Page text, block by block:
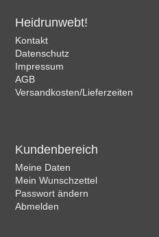
Heidrunwebt!
Kontakt
Datenschutz
Impressum
AGB
Versandkosten/Lieferzeiten
Kundenbereich
Meine Daten
Mein Wunschzettel
Passwort ändern
Abmelden